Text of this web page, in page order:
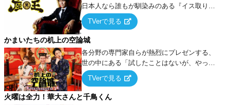
日本人なら誰もが馴染みのある『イス取りゲ
ーム』をベースに、大喜利・ギャグ・モノボ
ケ・歌…など様々なお題で芸人がショートネ
タを競い合う！
TVerで見る
かまいたちの机上の空論城
各分野の専門家自らが熱烈にプレゼンする、
世の中にある「試したことはないが、やって
みたらこうなる！…ハズ」という“机上の空
論”に若手芸人らがカラダを張って挑む！
TVerで見る
火曜は全力！華大さんと千鳥くん